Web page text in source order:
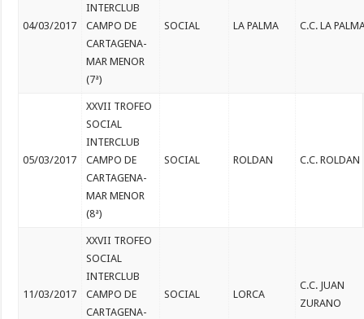
04/03/2017
INTERCLUB
CAMPO DE
CARTAGENA-
MAR MENOR
(7ª)
SOCIAL LA PALMA C.C. LA
05/03/2017
XXVII TROFEO
SOCIAL
INTERCLUB
CAMPO DE
CARTAGENA-
MAR MENOR
(8ª)
SOCIAL ROLDAN C.C. ROLDAN
11/03/2017
XXVII TROFEO
SOCIAL
INTERCLUB
CAMPO DE
CARTAGENA-
SOCIAL LORCA
C.C. JUAN
ZURANO